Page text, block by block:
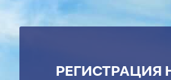
РЕГИСТРАЦИЯ